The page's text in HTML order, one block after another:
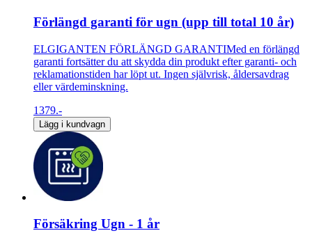
Förlängd garanti för ugn (upp till total 10 år)
ELGIGANTEN FÖRLÄNGD GARANTIMed en förlängd
garanti fortsätter du att skydda din produkt efter garanti- och
reklamationstiden har löpt ut. Ingen självrisk, åldersavdrag
eller värdeminskning.
1379.-
Lägg i kundvagn
Försäkring Ugn - 1 år